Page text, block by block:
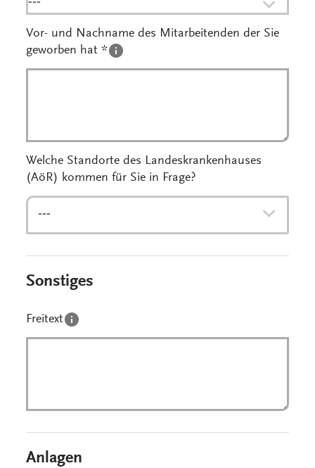
Vor- und Nachname des Mitarbeitenden der Sie
geworben hat *
Welche Standorte des Landeskrankenhauses
(AöR) kommen für Sie in Frage?
---
Sonstiges
Freitext
Anlagen